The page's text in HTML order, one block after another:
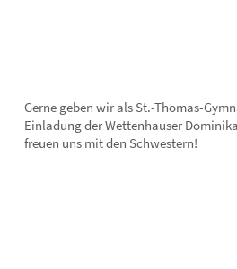
Gerne geben wir als St.-Thomas-
Einladung der Wettenhauser
freuen uns mit den Schwestern!